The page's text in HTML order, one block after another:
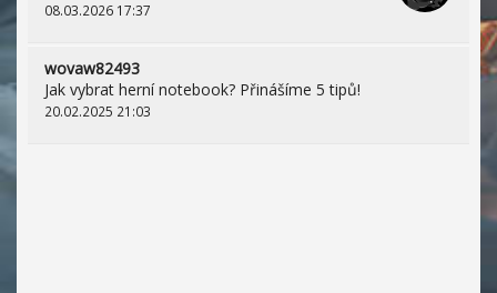
08.03.2026 17:37
wovaw82493
Jak vybrat herní notebook? Přinášíme 5 tipů!
20.02.2025 21:03